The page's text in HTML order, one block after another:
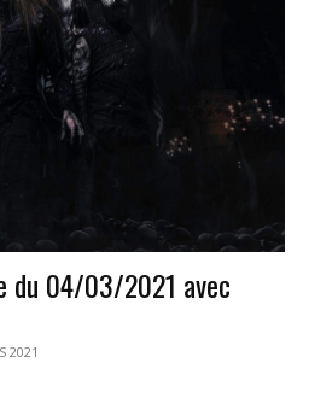
du 04/03/2021 avec
2021